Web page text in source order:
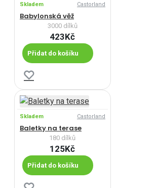
Skladem Castorland
Babylonská věž
3000 dílků
423Kč
Přidat do košíku
Skladem Castorland
Baletky na terase
180 dílků
125Kč
Přidat do košíku